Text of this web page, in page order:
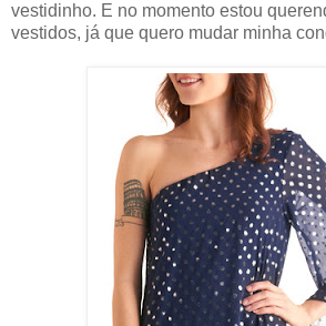
vestidinho. E no momento estou
vestidos, já que quero mudar minha